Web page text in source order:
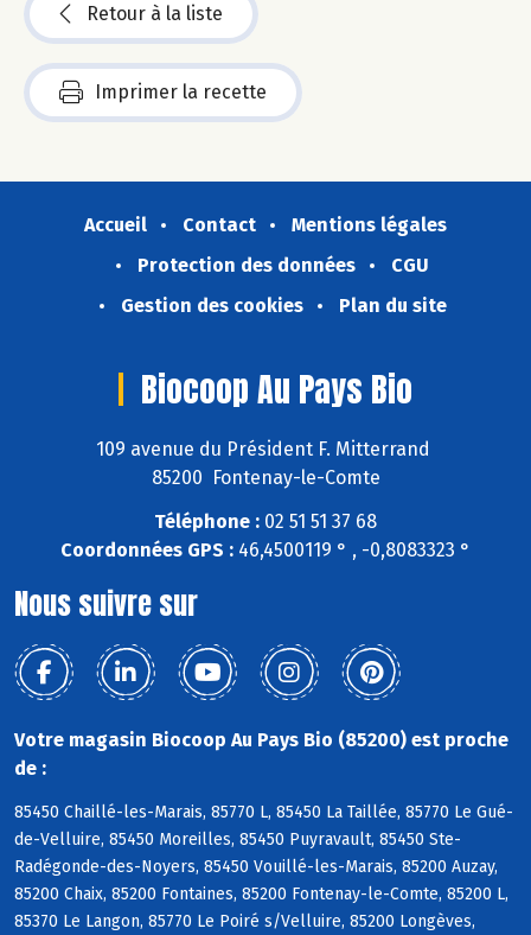
Retour à la liste
Imprimer la recette
Accueil Contact
Mentions légales
Protection des données
CGU
Gestion des cookies
Plan du site
Biocoop Au Pays Bio
109 avenue du Président F. Mitterrand
85200 Fontenay-le-Comte
Téléphone : 02 51 51 37 68
Coordonnées GPS : 46,4500119 ° , -0,8083323 °
Nous suivre sur
Votre magasin Biocoop Au Pays Bio (85200) est proche
de :
85450 Chaillé-les-Marais, 85770 L, 85450 La Taillée, 85770 Le Gué-
de-Velluire, 85450 Moreilles, 85450 Puyravault, 85450 Ste-
Radégonde-des-Noyers, 85450 Vouillé-les-Marais, 85200 Auzay,
85200 Chaix, 85200 Fontaines, 85200 Fontenay-le-Comte, 85200 L,
85370 Le Langon, 85770 Le Poiré s/Velluire, 85200 Longèves,